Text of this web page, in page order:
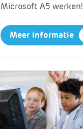
Microsoft A5 werken!
Meer informatie